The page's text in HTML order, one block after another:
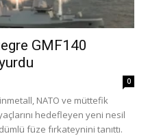
GMF140
0
NATO ve müttefik
hedefleyen yeni nesil
füze fırkateynini tanıttı.